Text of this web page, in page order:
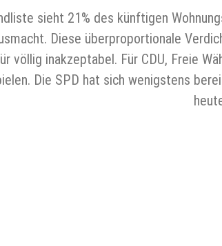
sieht 21% des künftigen
Diese überproportionale
völlig inakzeptabel. Für CDU, Freie
Die SPD hat sich wenigstens